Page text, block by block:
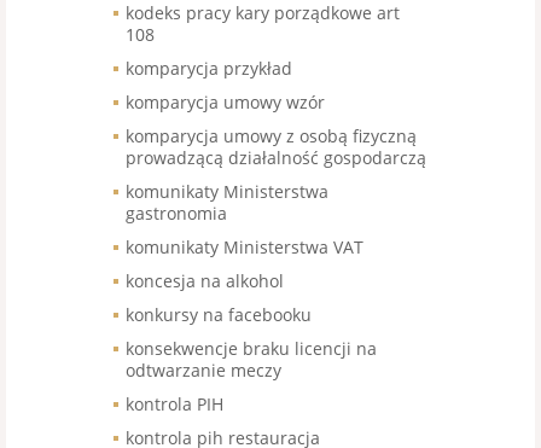
kodeks pracy kary porządkowe art
108
komparycja przykład
komparycja umowy wzór
komparycja umowy z osobą fizyczną
prowadzącą działalność gospodarczą
komunikaty Ministerstwa
gastronomia
komunikaty Ministerstwa VAT
koncesja na alkohol
konkursy na facebooku
konsekwencje braku licencji na
odtwarzanie meczy
kontrola PIH
kontrola pih restauracja